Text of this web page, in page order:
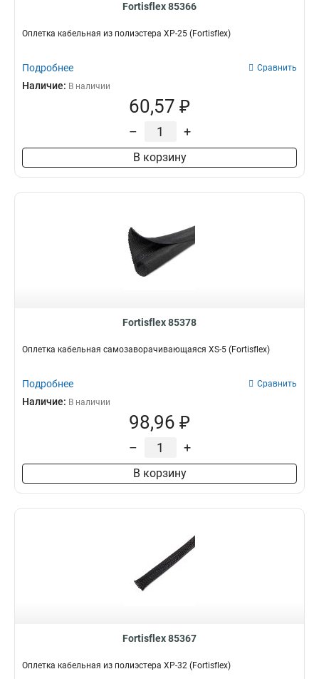
Fortisflex 85366
Оплетка кабельная из полиэстера XP-25 (Fortisflex)
Подробнее Сравнить
Наличие: В наличии
60,57 ₽
– +
В корзину
Fortisflex 85378
Оплетка кабельная самозаворачивающаяся XS-5 (Fortisflex)
Подробнее Сравнить
Наличие: В наличии
98,96 ₽
– +
В корзину
Fortisflex 85367
Оплетка кабельная из полиэстера XP-32 (Fortisflex)